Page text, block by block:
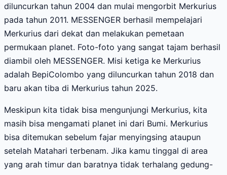
diluncurkan tahun 2004 dan mulai mengorbit Merkurius
pada tahun 2011. MESSENGER berhasil mempelajari
Merkurius dari dekat dan melakukan pemetaan
permukaan planet. Foto-foto yang sangat tajam berhasil
diambil oleh MESSENGER. Misi ketiga ke Merkurius
adalah BepiColombo yang diluncurkan tahun 2018 dan
baru akan tiba di Merkurius tahun 2025.
Meskipun kita tidak bisa mengunjungi Merkurius, kita
masih bisa mengamati planet ini dari Bumi. Merkurius
bisa ditemukan sebelum fajar menyingsing ataupun
setelah Matahari terbenam. Jika kamu tinggal di area
yang arah timur dan baratnya tidak terhalang gedung-